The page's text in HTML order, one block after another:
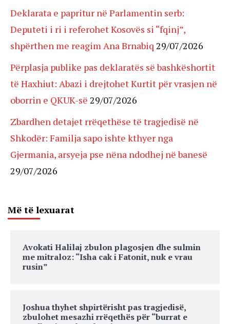
Deklarata e papritur në Parlamentin serb:
Deputeti i ri i referohet Kosovës si “fqinj”,
shpërthen me reagim Ana Brnabiq 29/07/2026
Përplasja publike pas deklaratës së bashkëshortit
të Haxhiut: Abazi i drejtohet Kurtit për vrasjen në
oborrin e QKUK-së 29/07/2026
Zbardhen detajet rrëqethëse të tragjedisë në
Shkodër: Familja sapo ishte kthyer nga
Gjermania, arsyeja pse nëna ndodhej në banesë
29/07/2026
Më të lexuarat
Avokati Halilaj zbulon plagosjen dhe sulmin
me mitraloz: “Isha cak i Fatonit, nuk e vrau
rusin”
Joshua thyhet shpirtërisht pas tragjedisë,
zbulohet mesazhi rrëqethës për “burrat e